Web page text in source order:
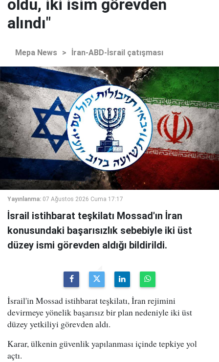
oldu, iki isim görevden
alındı"
Mepa News > İran-ABD-İsrail çatışması
Yayınlanma: 07 Ağustos 2026 Cuma 17:17
İsrail istihbarat teşkilatı Mossad'ın İran
konusundaki başarısızlık sebebiyle iki üst
düzey ismi görevden aldığı bildirildi.
İsrail'in Mossad istihbarat teşkilatı, İran rejimini
devirmeye yönelik başarısız bir plan nedeniyle iki üst
düzey yetkiliyi görevden aldı.
Karar, ülkenin güvenlik yapılanması içinde tepkiye yol
açtı.